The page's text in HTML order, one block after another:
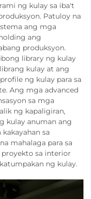
ng kulay sa iba't
Patuloy na
ang mga
ang
produksyon.
library ng kulay
kulay at ang
ng kulay para sa
Ang mga advanced
sa mga
ng kapaligiran,
kulay anuman ang
sa
mahalaga para sa
sa interior
ng kulay.